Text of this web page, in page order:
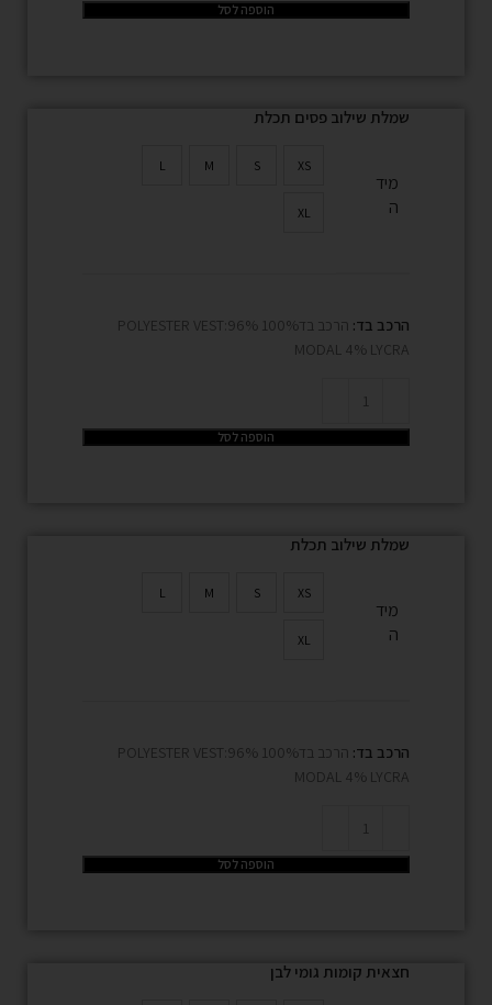
הוספה לסל
שמלת שילוב פסים תכלת
מיד
ה
XS
S
M
L
XL
הרכב בד:
הרכב בד100% POLYESTER VEST:96%
MODAL 4% LYCRA
הוספה לסל
שמלת שילוב תכלת
מיד
ה
XS
S
M
L
XL
הרכב בד:
הרכב בד100% POLYESTER VEST:96%
MODAL 4% LYCRA
הוספה לסל
חצאית קומות גומי לבן